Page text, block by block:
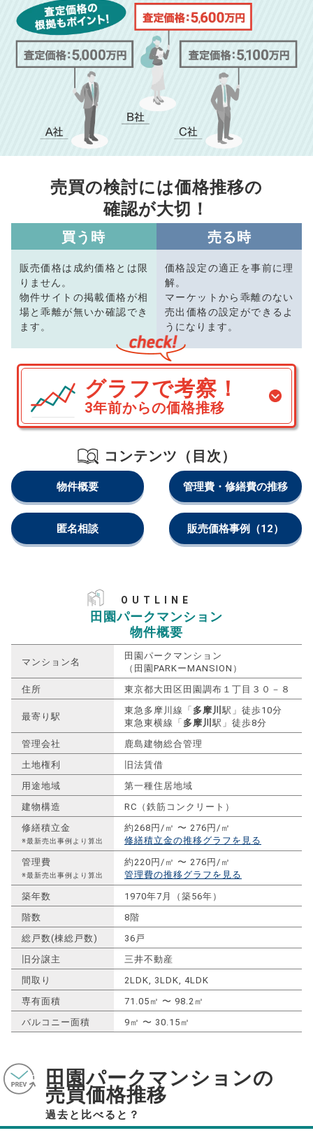
売買の検討には価格推移の
確認が大切！
買う時
販売価格は成約価格とは限
りません。
物件サイトの掲載価格が相
場と乖離が無いか確認でき
ます。
売る時
価格設定の適正を事前に理
解。
マーケットから乖離のない
売出価格の設定ができるよ
うになります。
グラフで考察！
3年前からの価格推移
コンテンツ（目次）
物件概要 管理費・修繕費の推移
匿名相談 販売価格事例 （12）
OUTLINE
田園パークマンション
物件概要
マンション名
田園パークマンション
（田園PARKーMANSION）
住所
東京都大田区田園調布１丁目３０－８
最寄り駅
東急多摩川線「 多摩川 駅」徒歩10分
東急東横線「 多摩川 駅」徒歩8分
管理会社
鹿島建物総合管理
土地権利
旧法賃借
用途地域
第一種住居地域
建物構造
RC（鉄筋コンクリート）
修繕積立金
※最新売出事例より算出
約268円/㎡ 〜 276円/㎡
修繕積立金の推移グラフを見る
管理費
※最新売出事例より算出
約220円/㎡ 〜 276円/㎡
管理費の推移グラフを見る
築年数
1970年7月（築56年）
階数
8階
総戸数(棟総戸数)
36戸
旧分譲主
三井不動産
間取り
2LDK, 3LDK, 4LDK
専有面積
71.05㎡ 〜 98.2㎡
バルコニー面積
9㎡ 〜 30.15㎡
田園パークマンションの
売買価格推移
過去と比べると？